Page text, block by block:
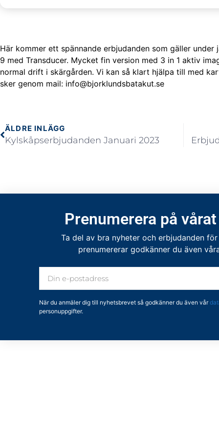
Här kommer ett spännande erbjudanden som gäller under
9 med Transducer. Mycket fin version med 3 in 1 aktiv
normal drift i skärgården. Vi kan så klart hjälpa till med
sker genom mail: info@bjorklundsbatakut.se
ÄLDRE INLÄGG
Kylskåpserbjudanden Januari 2023
Prenumerera på
Ta del av bra nyheter och erbjudanden
prenumererar godkänner du även
När du anmäler dig till nyhetsbrevet så godkänner du även vår
personuppgifter.